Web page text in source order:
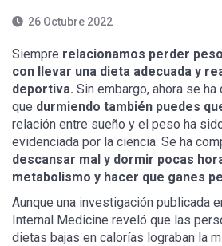
26 Octubre 2022
Siempre relacionamos perder
con llevar una dieta adecuada y
deportiva. Sin embargo, ahora se
que durmiendo también puedes
relación entre sueño y el peso ha
evidenciada por la ciencia. Se ha
descansar mal y dormir pocas
metabolismo y hacer que ganes
Aunque una investigación publicada
Internal Medicine reveló que las
dietas bajas en calorías lograban la